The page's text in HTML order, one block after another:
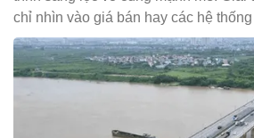
chỉ nhìn vào giá bán hay các hệ
để "xuống tiền" đã qua.